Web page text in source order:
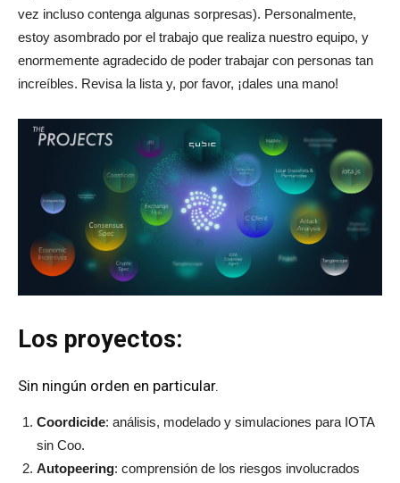
vez incluso contenga algunas sorpresas). Personalmente,
estoy asombrado por el trabajo que realiza nuestro equipo, y
enormemente agradecido de poder trabajar con personas tan
increíbles. Revisa la lista y, por favor, ¡dales una mano!
Los proyectos:
Sin ningún orden en particular.
Coordicide: análisis, modelado y simulaciones para IOTA
sin Coo.
Autopeering: comprensión de los riesgos involucrados